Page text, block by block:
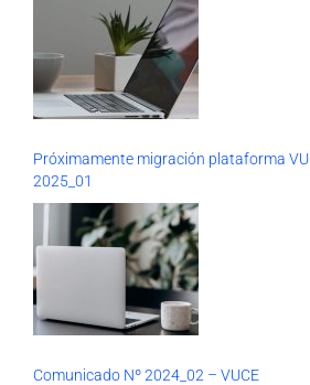
Próximamente migración plataforma
2025_01
Comunicado Nº 2024_02 – VUCE